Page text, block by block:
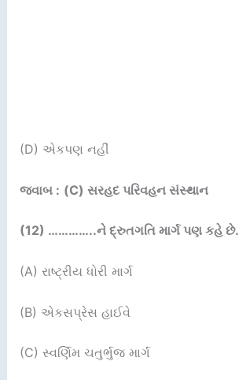
(D) એકપણ નહીં
જવાબ : (C) સરહદ પરિવહન સંસ્થાન
(12) …………..ને દ્રુતગતિ માર્ગ પણ કહે છે.
(A) રાષ્ટ્રીય ધોરી માર્ગ
(B) એકસપ્રેસ હાઈવે
(C) સ્વર્ણિમ ચતુર્ભુજ માર્ગ